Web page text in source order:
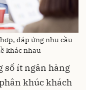
đáp ứng nhu cầu
khác nhau
số ít ngân hàng
khúc khách